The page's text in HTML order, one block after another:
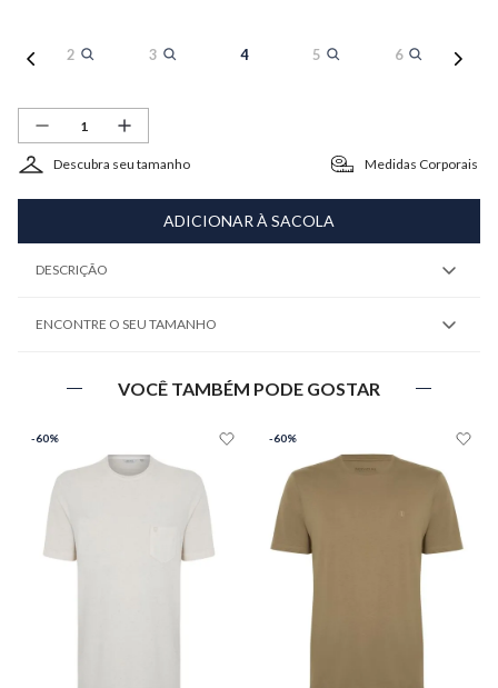
2 3 4 5 6
Descubra seu tamanho Medidas Corporais
ADICIONAR À SACOLA
DESCRIÇÃO
ENCONTRE O SEU TAMANHO
VOCÊ TAMBÉM PODE GOSTAR
-60% -60%